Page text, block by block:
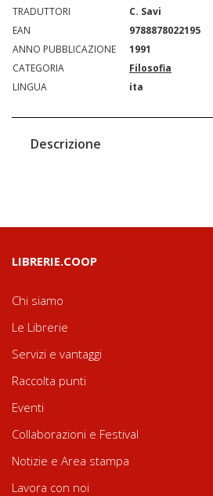
TRADUTTORI
C. Savi
EAN
9788878022195
ANNO PUBBLICAZIONE
1991
CATEGORIA
Filosofia
LINGUA
ita
Descrizione
LIBRERIE.COOP
Chi siamo
Le Librerie
Servizi e vantaggi
Raccolta punti
Eventi
Collaborazioni e Festival
Notizie e Area stampa
Lavora con noi